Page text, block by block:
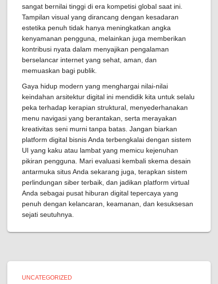
sangat bernilai tinggi di era kompetisi global saat ini.
Tampilan visual yang dirancang dengan kesadaran
estetika penuh tidak hanya meningkatkan angka
kenyamanan pengguna, melainkan juga memberikan
kontribusi nyata dalam menyajikan pengalaman
berselancar internet yang sehat, aman, dan
memuaskan bagi publik.
Gaya hidup modern yang menghargai nilai-nilai
keindahan arsitektur digital ini mendidik kita untuk selalu
peka terhadap kerapian struktural, menyederhanakan
menu navigasi yang berantakan, serta merayakan
kreativitas seni murni tanpa batas. Jangan biarkan
platform digital bisnis Anda terbengkalai dengan sistem
UI yang kaku atau lambat yang memicu kejenuhan
pikiran pengguna. Mari evaluasi kembali skema desain
antarmuka situs Anda sekarang juga, terapkan sistem
perlindungan siber terbaik, dan jadikan platform virtual
Anda sebagai pusat hiburan digital tepercaya yang
penuh dengan kelancaran, keamanan, dan kesuksesan
sejati seutuhnya.
UNCATEGORIZED